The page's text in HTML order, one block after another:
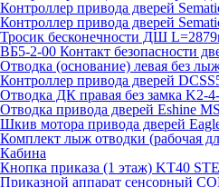
Контроллер привода дверей
Контроллер привода дверей
Тросик бесконечности ДШ
ВБ5-2-00 Контакт безопасности
Отводка (основание) левая без
Контроллер привода дверей
Отводка ДК правая без замка
Отводка привода дверей Eshine
Шкив мотора привода дверей
Комплект лыж отводки (рабочая
Кабина
Кнопка приказа (1 этаж) KT40
Приказной аппарат сенсорный